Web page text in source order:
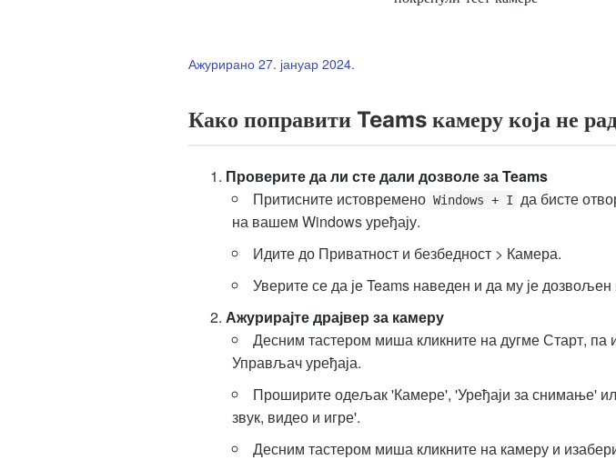
Ажурирано 27. јануар 2024.
Како поправити Teams камеру која не
Проверите да ли сте дали дозволе за Teams
Притисните истовремено Windows + I да бисте
на вашем Windows уређају.
Идите до Приватност и безбедност > Камера.
Уверите се да је Teams наведен и да му је
Ажурирајте драјвер за камеру
Десним тастером миша кликните на дугме Старт, па
Управљач уређаја.
Проширите одељак 'Камере', 'Уређаји за снимање'
звук, видео и игре'.
Десним тастером миша кликните на камеру и